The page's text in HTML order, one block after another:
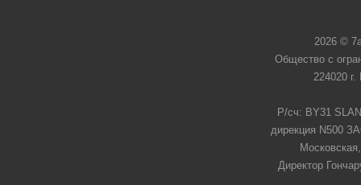
2026 ©
Общество с
224020
Р/сч: BY31
дирекция N500
Директор